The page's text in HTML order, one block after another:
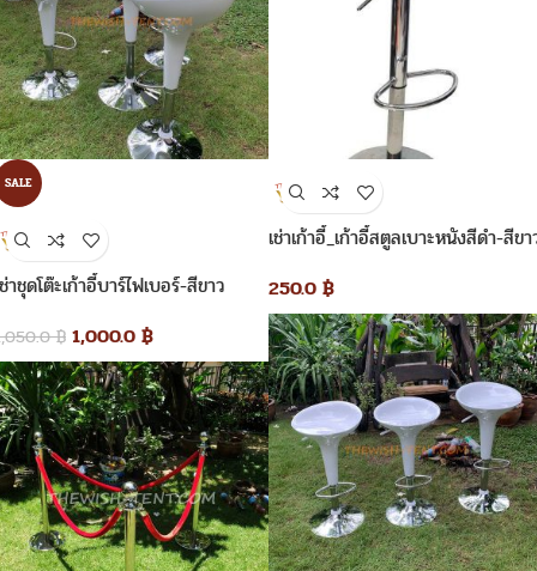
SALE
าชุดโต๊ะเก้าอี้บาร์ไฟเบอร์-สีขาว
฿ 1,000.0 ฿
เช่าเก้าอี้_เก้าอี้สตูลเบาะหนังสีดำ-สีขา
250.0 ฿